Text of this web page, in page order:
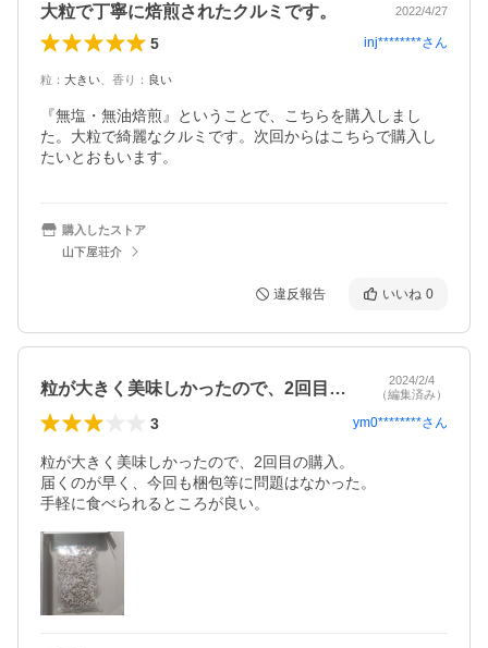
大粒で丁寧に焙煎されたクルミです。 2022/4/27
5 inj********さん
粒 ： 大きい 香り ： 良い
『無塩・無油焙煎』ということで、こちらを購入しまし
た。大粒で綺麗なクルミです。次回からはこちらで購入し
たいとおもいます。
購入したストア
山下屋荘介
違反報告 いいね 0
粒が大きく美味しかったので、2回目の購…
2024/2/4
（編集済み）
3 ym0********さん
粒が大きく美味しかったので、2回目の購入。
届くのが早く、今回も梱包等に問題はなかった。
手軽に食べられるところが良い。